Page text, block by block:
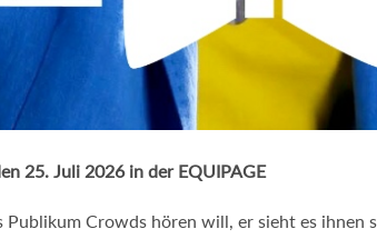
25. Juli 2026 in der EQUIPAGE
Publikum Crowds hören will, er sieht es ihnen